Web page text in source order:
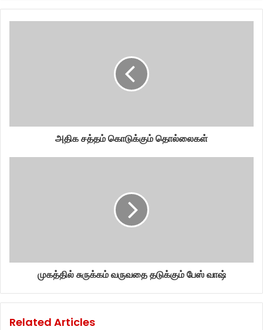
அதிக சத்தம் கொடுக்கும் தொல்லைகள்
முகத்தில் சுருக்கம் வருவதை தடுக்கும் பேஸ் வா‌‌ஷ்
Related Articles